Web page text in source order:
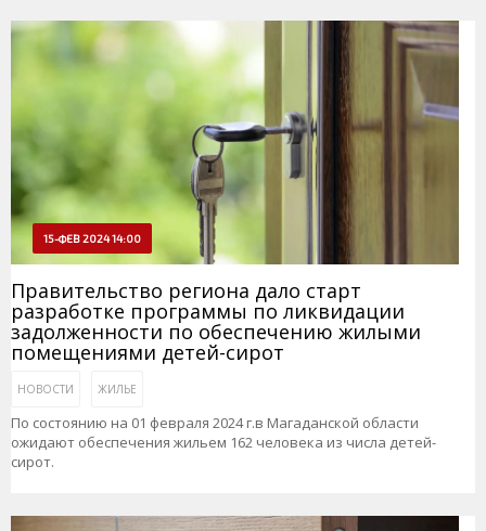
15-ФЕВ 2024 14:00
Правительство региона дало старт
разработке программы по ликвидации
задолженности по обеспечению жилыми
помещениями детей-сирот
НОВОСТИ ЖИЛЬЕ
По состоянию на 01 февраля 2024 г.в Магаданской области
ожидают обеспечения жильем 162 человека из числа детей-
сирот.